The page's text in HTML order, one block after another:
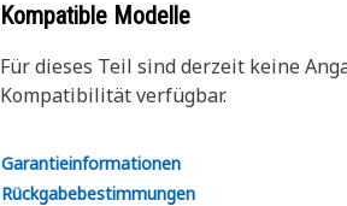
Kompatible Modelle
Für dieses Teil sind derzeit keine
Kompatibilität verfügbar.
Garantieinformationen
Rückgabebestimmungen